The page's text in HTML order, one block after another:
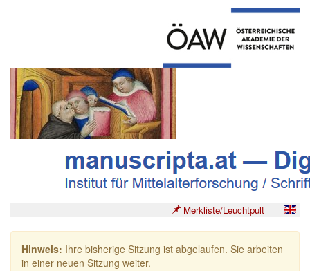
Merkliste/Leuchtpult
Hinweis: Ihre bisherige Sitzung ist abgelaufen. Sie arbeiten
in einer neuen Sitzung weiter.